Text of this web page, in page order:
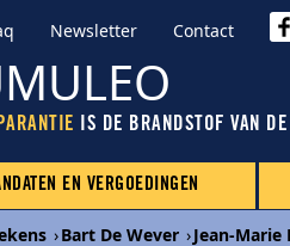
Newsletter Contact
IS DE BRANDSTOF VAN DE
EN VERGOEDINGEN
›Bart De Wever ›Jean-Marie